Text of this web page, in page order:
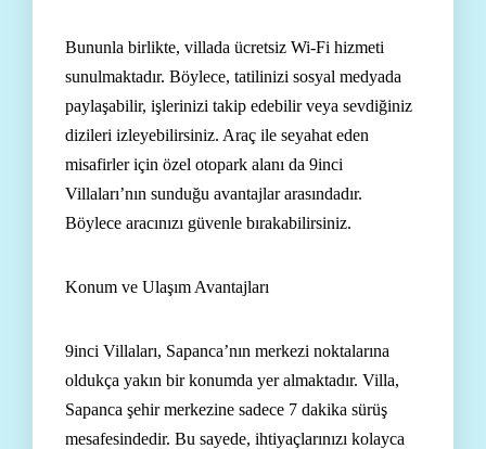
Bununla birlikte, villada ücretsiz Wi-Fi hizmeti
sunulmaktadır. Böylece, tatilinizi sosyal medyada
paylaşabilir, işlerinizi takip edebilir veya sevdiğiniz
dizileri izleyebilirsiniz. Araç ile seyahat eden
misafirler için özel otopark alanı da 9inci
Villaları’nın sunduğu avantajlar arasındadır.
Böylece aracınızı güvenle bırakabilirsiniz.
Konum ve Ulaşım Avantajları
9inci Villaları, Sapanca’nın merkezi noktalarına
oldukça yakın bir konumda yer almaktadır. Villa,
Sapanca şehir merkezine sadece 7 dakika sürüş
mesafesindedir. Bu sayede, ihtiyaçlarınızı kolayca